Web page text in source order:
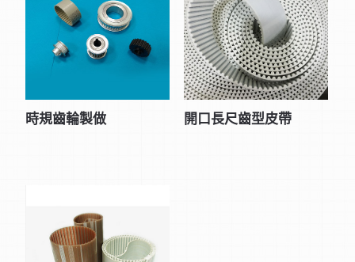
時規齒輪製做 開口長尺齒型皮帶